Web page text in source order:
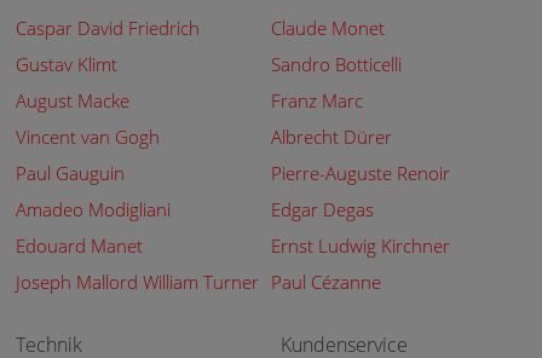
Caspar David Friedrich
Claude Monet
Gustav Klimt
Sandro Botticelli
August Macke
Franz Marc
Vincent van Gogh
Albrecht Dürer
Paul Gauguin
Pierre-Auguste Renoir
Amadeo Modigliani
Edgar Degas
Edouard Manet
Ernst Ludwig Kirchner
Joseph Mallord William Turner Paul Cézanne
Technik Kundenservice